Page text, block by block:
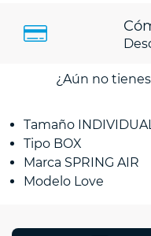
¿Aún no
Tamaño INDIVIDUAL
Tipo BOX
Marca SPRING AIR
Modelo Love